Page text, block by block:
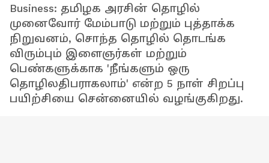
Business: தமிழக அரசின் தொழில்
முனைவோர் மேம்பாடு மற்றும் புத்தாக்க
நிறுவனம், சொந்த தொழில் தொடங்க
விரும்பும் இளைஞர்கள் மற்றும்
பெண்களுக்காக 'நீங்களும் ஒரு
தொழிலதிபராகலாம்' என்ற 5 நாள் சிறப்பு
பயிற்சியை சென்னையில் வழங்குகிறது.